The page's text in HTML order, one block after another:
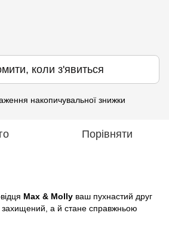
коли з'явиться
накопичувальної знижки
Порівняти
Max & Molly ваш пухнастий друг
захищений, а й стане справжньою